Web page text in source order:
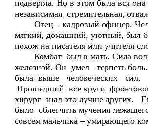
подвергла. Но в этом была вся она
независимая, стремительная,
Отец – кадровый офицер.
мягкий, домашний, уютный, был
похож на писателя или учителя
Комбат был в мать. Сила
железной. Он умел терпеть
была выше человеческих сил.
Прошедший все круги
хирург знал это лучше других.
было облегчить мучения
совсем мальчика – умирающего